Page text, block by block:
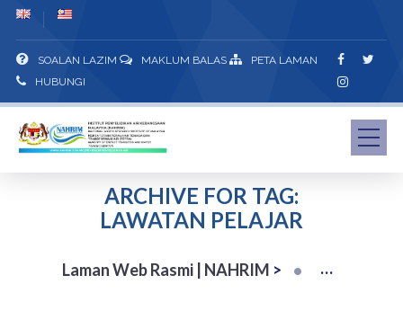
SOALAN LAZIM MAKLUM BALAS
PETA LAMAN
HUBUNGI
ARCHIVE FOR TAG:
LAWATAN PELAJAR
Laman Web Rasmi | NAHRIM >